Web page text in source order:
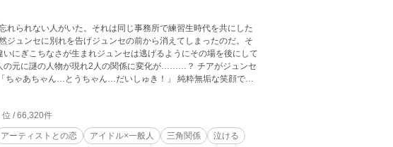
られない人がいた。それは同じ事務所で練習生時代を共にした
ュンセに別れを告げジュンセの前から消えてしまったのだ。そ
にぎこちなさが生まれジュンセは逃げるようにその場を後にして
の元に謎の人物が現れ2人の関係に変化が………？ チアがジュンセ
ちゃあちゃん…とうちゃん…だいしゅき！」 純粋無垢な笑顔でそ
った時… きっと、言葉にならない涙が溢れるだろう。
位 / 66,320件
アーティストとの恋 アイドル×一般人 三角関係
泣ける